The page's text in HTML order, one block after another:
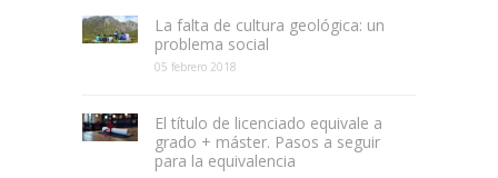
La falta de cultura geológica: un
problema social
05 febrero 2018
El título de licenciado equivale a
grado + máster. Pasos a seguir
para la equivalencia